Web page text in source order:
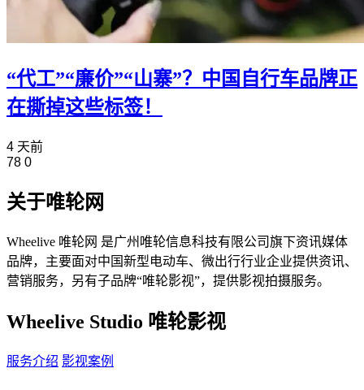
“代工”“廉价”“山寨”？中国自行车品牌正
在撕掉这些标签！
4 天前
78 0
关于唯轮网
Wheelive 唯轮网 是广州唯轮信息科技有限公司旗下资讯媒体
品牌，主要面对中国新型电动车、微出行行业企业提供资讯、
营销服务，另有子品牌“唯轮影视”，提供影视拍摄服务。
Wheelive Studio 唯轮影视
服务介绍 影视案例